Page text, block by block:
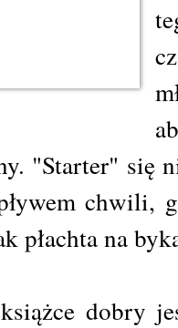
"Starter" się
chwili,
płachta na
dobry